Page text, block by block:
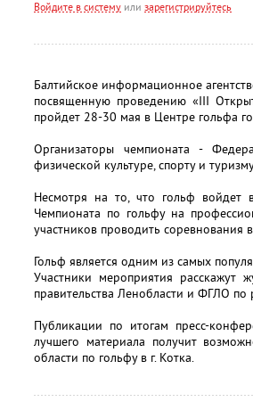
Войдите в систему или зарегистрируйтесь
Балтийское информационное
посвященную проведению «III
пройдет 28-30 мая в Центре гольфа
Организаторы чемпионата -
физической культуре, спорту и
Несмотря на то, что гольф войдет
Чемпионата по гольфу на
участников проводить соревнования
Гольф является одним из самых
Участники мероприятия
правительства Ленобласти и ФГЛО
Публикации по итогам пресс-
лучшего материала получит
области по гольфу в г. Котка.